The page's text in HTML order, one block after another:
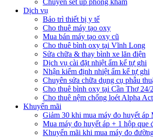
Chuyên set up phòng khám
Dịch vụ
Bảo trì thiết bị y tế
Cho thuê máy tạo oxy
Mua bán máy tạo oxy cũ
Cho thuê bình oxy tại Vĩnh Long
Sửa chữa & thay bình xe lăn điện
Dịch vụ cài đặt nhiệt ẩm kế tự ghi
Nhận kiểm định nhiệt ẩm kế tự ghi
Chuyên sửa chữa dụng cụ phẫu
Cho thuê bình oxy tại Cần Thơ 24/
Cho thuê nệm chống loét Alpha
Khuyến mãi
Giảm 30 khi mua máy đo huyết áp
Mua máy đo huyết áp + 1 hộp
Khuyến mãi khi mua máy đo